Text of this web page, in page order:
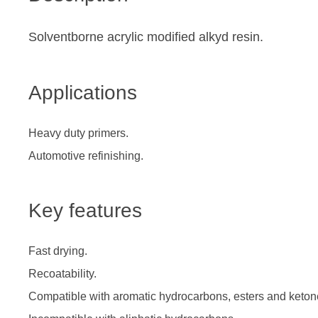
Solventborne acrylic modified alkyd resin.
Applications
Heavy duty primers.
Automotive refinishing.
Key features
Fast drying.
Recoatability.
Compatible with aromatic hydrocarbons, esters and